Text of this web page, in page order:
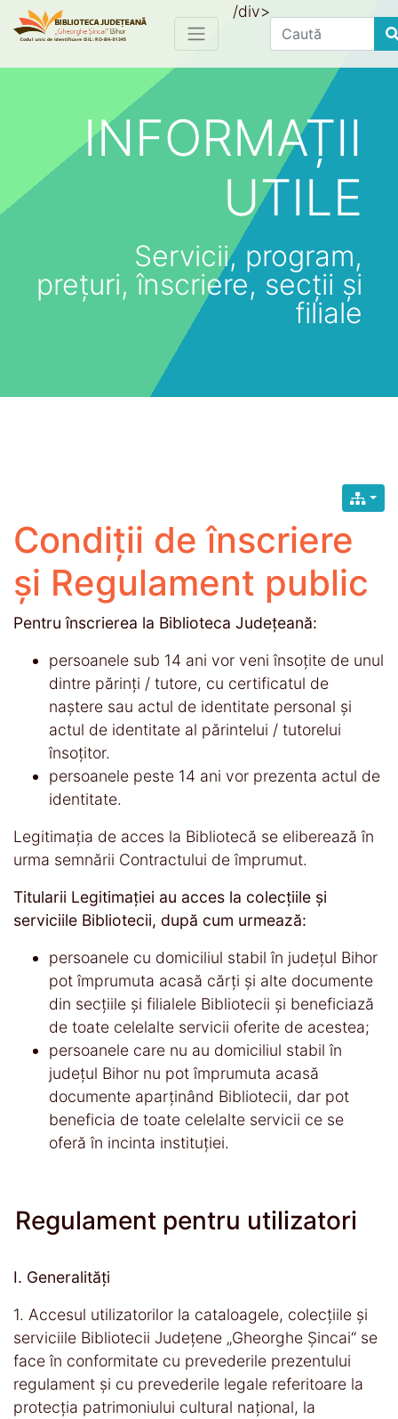
/div>
Find
INFORMAȚII
UTILE
Servicii, program,
prețuri, înscriere, secții și
filiale
Condiţii de înscriere
și Regulament public
Pentru înscrierea la Biblioteca Judeţeană:
persoanele sub 14 ani vor veni însoţite de unul
dintre părinţi / tutore, cu certificatul de
naştere sau actul de identitate personal şi
actul de identitate al părintelui / tutorelui
însoţitor.
persoanele peste 14 ani vor prezenta actul de
identitate.
Legitimaţia de acces la Bibliotecă se eliberează în
urma semnării Contractului de împrumut.
Titularii Legitimaţiei au acces la colecţiile şi
serviciile Bibliotecii, după cum urmează:
persoanele cu domiciliul stabil în judeţul Bihor
pot împrumuta acasă cărţi şi alte documente
din secţiile şi filialele Bibliotecii şi beneficiază
de toate celelalte servicii oferite de acestea;
persoanele care nu au domiciliul stabil în
judeţul Bihor nu pot împrumuta acasă
documente aparţinând Bibliotecii, dar pot
beneficia de toate celelalte servicii ce se
oferă în incinta instituţiei.
Regulament pentru utilizatori
I. Generalităţi
1. Accesul utilizatorilor la cataloagele, colecţiile şi
serviciile Bibliotecii Judeţene „Gheorghe Șincai“ se
face în conformitate cu prevederile prezentului
regulament şi cu prevederile legale referitoare la
protecţia patrimoniului cultural naţional, la